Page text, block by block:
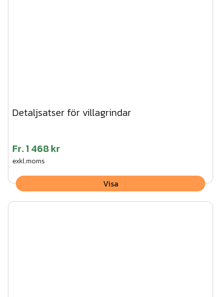
Detaljsatser för villagrindar
Fr.1 468 kr
exkl.moms
Visa